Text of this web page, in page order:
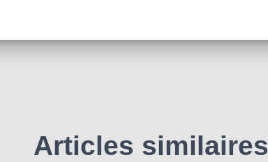
Articles similaires